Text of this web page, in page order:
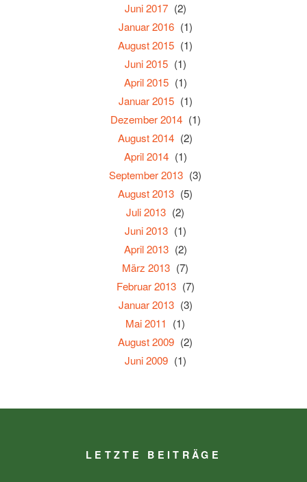
Juni 2017 (2)
Januar 2016 (1)
August 2015 (1)
Juni 2015 (1)
April 2015 (1)
Januar 2015 (1)
Dezember 2014 (1)
August 2014 (2)
April 2014 (1)
September 2013 (3)
August 2013 (5)
Juli 2013 (2)
Juni 2013 (1)
April 2013 (2)
März 2013 (7)
Februar 2013 (7)
Januar 2013 (3)
Mai 2011 (1)
August 2009 (2)
Juni 2009 (1)
LETZTE BEITRÄGE